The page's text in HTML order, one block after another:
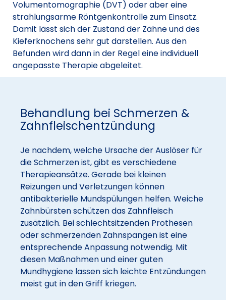
Volumentomographie (DVT) oder aber eine
strahlungsarme Röntgenkontrolle zum Einsatz.
Damit lässt sich der Zustand der Zähne und des
Kieferknochens sehr gut darstellen. Aus den
Befunden wird dann in der Regel eine individuell
angepasste Therapie abgeleitet.
Behandlung bei Schmerzen &
Zahnfleischentzündung
Je nachdem, welche Ursache der Auslöser für
die Schmerzen ist, gibt es verschiedene
Therapieansätze. Gerade bei kleinen
Reizungen und Verletzungen können
antibakterielle Mundspülungen helfen. Weiche
Zahnbürsten schützen das Zahnfleisch
zusätzlich. Bei schlechtsitzenden Prothesen
oder schmerzenden Zahnspangen ist eine
entsprechende Anpassung notwendig. Mit
diesen Maßnahmen und einer guten
Mundhygiene lassen sich leichte Entzündungen
meist gut in den Griff kriegen.